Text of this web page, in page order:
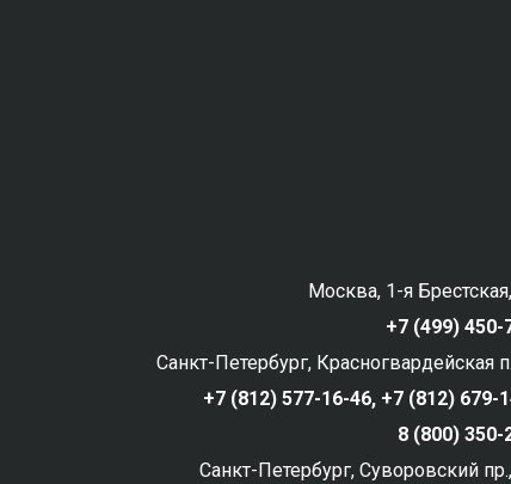
Москва, 1-я
+7 (499)
Санкт-Петербург, Красногвардейская
+7 (812) 577-16-46, +7 (812) 679-
8 (800)
Санкт-Петербург, Суворовский